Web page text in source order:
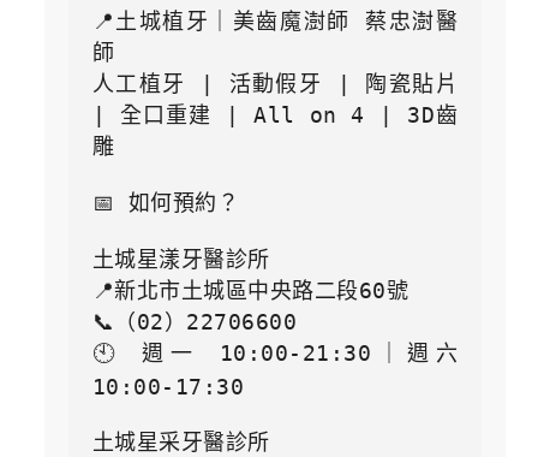
📍土城植牙｜美齒魔澍師 蔡忠澍醫
師
人工植牙 | 活動假牙 | 陶瓷貼片
| 全口重建 | All on 4 | 3D齒
雕
📅 如何預約？
土城星漾牙醫診所
📍新北市土城區中央路二段60號
📞（02）22706600
🕙 週一 10:00-21:30｜週六
10:00-17:30
土城星采牙醫診所